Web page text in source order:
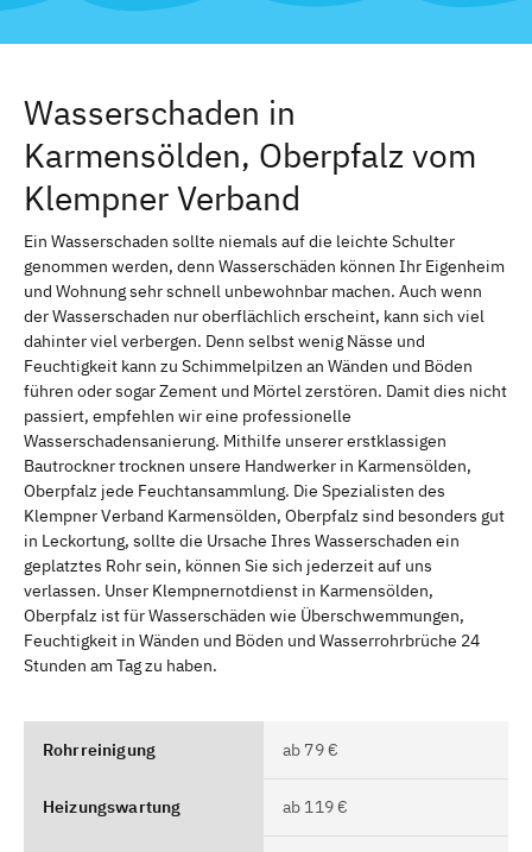
Wasserschaden in
Karmensölden, Oberpfalz vom
Klempner Verband
Ein Wasserschaden sollte niemals auf die leichte Schulter
genommen werden, denn Wasserschäden können Ihr Eigenheim
und Wohnung sehr schnell unbewohnbar machen. Auch wenn
der Wasserschaden nur oberflächlich erscheint, kann sich viel
dahinter viel verbergen. Denn selbst wenig Nässe und
Feuchtigkeit kann zu Schimmelpilzen an Wänden und Böden
führen oder sogar Zement und Mörtel zerstören. Damit dies nicht
passiert, empfehlen wir eine professionelle
Wasserschadensanierung. Mithilfe unserer erstklassigen
Bautrockner trocknen unsere Handwerker in Karmensölden,
Oberpfalz jede Feuchtansammlung. Die Spezialisten des
Klempner Verband Karmensölden, Oberpfalz sind besonders gut
in Leckortung, sollte die Ursache Ihres Wasserschaden ein
geplatztes Rohr sein, können Sie sich jederzeit auf uns
verlassen. Unser Klempnernotdienst in Karmensölden,
Oberpfalz ist für Wasserschäden wie Überschwemmungen,
Feuchtigkeit in Wänden und Böden und Wasserrohrbrüche 24
Stunden am Tag zu haben.
Rohrreinigung ab 79 €
Heizungswartung ab 119 €